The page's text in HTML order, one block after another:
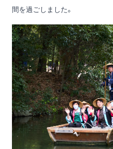
間を過ごしました。